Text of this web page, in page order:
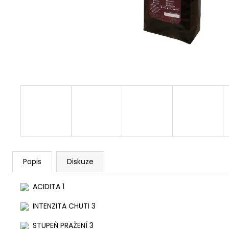
Popis Diskuze
ACIDITA 1
INTENZITA CHUTI 3
STUPEŇ PRAŽENÍ 3
COLOMBIA - SUPREMO BUCAMARANGA